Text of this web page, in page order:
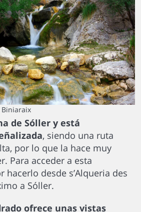
de Sóller y está
, siendo una ruta
por lo que la hace muy
Para acceder a esta
hacerlo desde s’Alqueria des
a Sóller.
ofrece unas vistas